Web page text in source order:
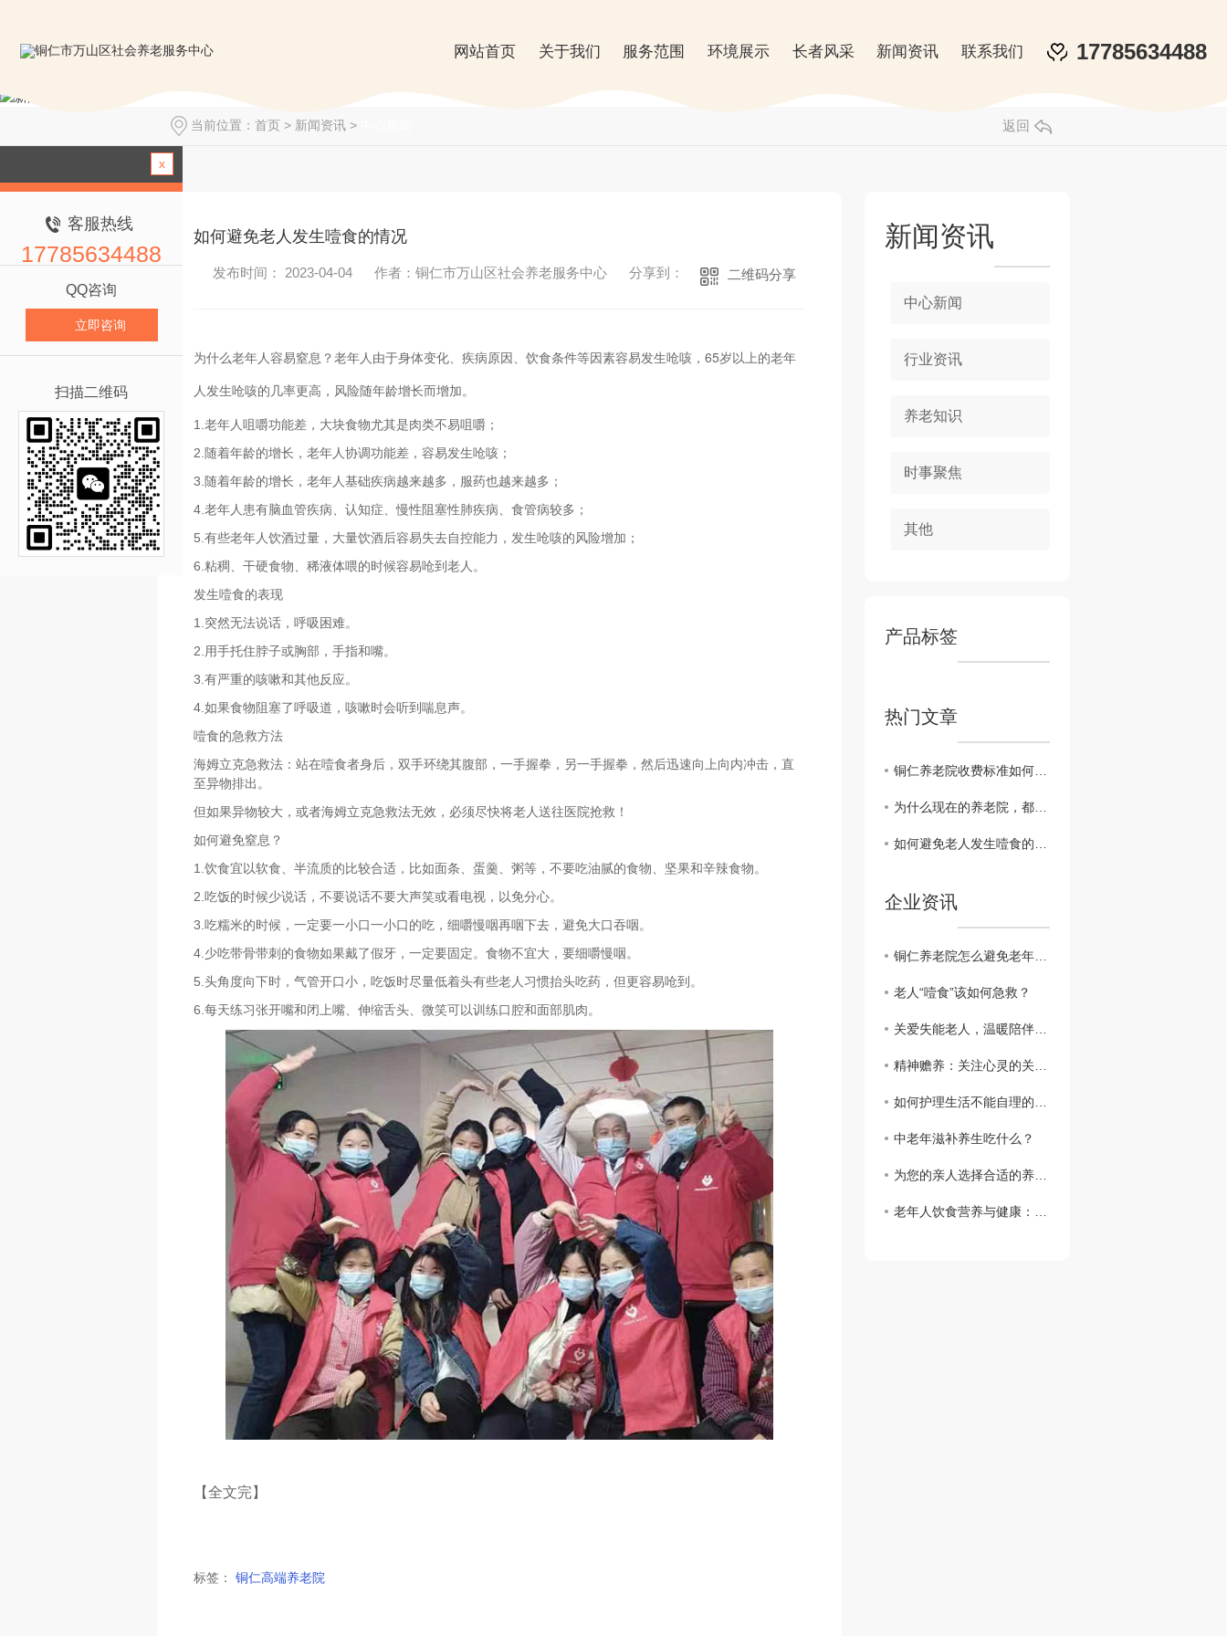
网站首页 关于我们 服务范围 环境展示 长者风采 新闻资讯 联系我们 17785634488
当前位置： 首页 > 新闻资讯 > 返回
如何避免老人发生噎食的情况
发布时间： 2023-04-04 作者：铜仁市万山区社会养老服务中心 分享到： 二维码分享
为什么老年人容易窒息？老年人由于身体变化、疾病原因、饮食条件等因素容易发生呛咳，65岁以上的老年
人发生呛咳的几率更高，风险随年龄增长而增加。
1.老年人咀嚼功能差，大块食物尤其是肉类不易咀嚼；
2.随着年龄的增长，老年人协调功能差，容易发生呛咳；
3.随着年龄的增长，老年人基础疾病越来越多，服药也越来越多；
4.老年人患有脑血管疾病、认知症、慢性阻塞性肺疾病、食管病较多；
5.有些老年人饮酒过量，大量饮酒后容易失去自控能力，发生呛咳的风险增加；
6.粘稠、干硬食物、稀液体喂的时候容易呛到老人。
发生噎食的表现
1.突然无法说话，呼吸困难。
2.用手托住脖子或胸部，手指和嘴。
3.有严重的咳嗽和其他反应。
4.如果食物阻塞了呼吸道，咳嗽时会听到喘息声。
噎食的急救方法
海姆立克急救法：站在噎食者身后，双手环绕其腹部，一手握拳，另一手握拳，然后迅速向上向内冲击，直
至异物排出。
但如果异物较大，或者海姆立克急救法无效，必须尽快将老人送往医院抢救！
如何避免窒息？
1.饮食宜以软食、半流质的比较合适，比如面条、蛋羹、粥等，不要吃油腻的食物、坚果和辛辣食物。
2.吃饭的时候少说话，不要说话不要大声笑或看电视，以免分心。
3.吃糯米的时候，一定要一小口一小口的吃，细嚼慢咽再咽下去，避免大口吞咽。
4.少吃带骨带刺的食物如果戴了假牙，一定要固定。食物不宜大，要细嚼慢咽。
5.头角度向下时，气管开口小，吃饭时尽量低着头有些老人习惯抬头吃药，但更容易呛到。
6.每天练习张开嘴和闭上嘴、伸缩舌头、微笑可以训练口腔和面部肌肉。
【全文完】
标签： 铜仁高端养老院
新闻资讯
中心新闻
行业资讯
养老知识
时事聚焦
其他
产品标签
热门文章
铜仁养老院收费标准如何？..每月收费是多少呢
为什么现在的养老院，都是医养结合型？
如何避免老人发生噎食的情况
企业资讯
铜仁养老院怎么避免老年人的孤单？
老人“噎食”该如何急救？
关爱失能老人，温暖陪伴从细节开始
精神赡养：关注心灵的关怀与支持
如何护理生活不能自理的老人
中老年滋补养生吃什么？
为您的亲人选择合适的养老院
老年人饮食营养与健康：关注健康长寿的呵护
x
客服热线
17785634488
QQ咨询
立即咨询
扫描二维码